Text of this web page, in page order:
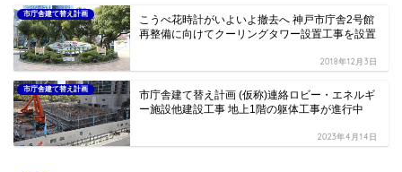
市庁舎建て替え計画
こうべ花時計がいよいよ撤去へ 神戸市庁舎2号館
再整備に向けてクーリングタワー設置工事を設置
2018年12月3日
市庁舎建て替え計画
市庁舎建て替え計画 (仮称)連絡ロビー・エネルギ
ー施設他建設工事 地上1階の躯体工事が進行中
2023年4月14日